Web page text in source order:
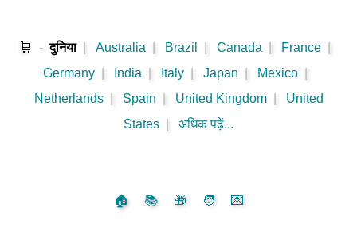
🛒 - दुनिया Australia Brazil Canada France
Germany
India Italy Japan Mexico
Netherlands
Spain United Kingdom
United
States
अधिक पढ़ें...
🏠 📚 🎁 🧑 💌